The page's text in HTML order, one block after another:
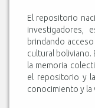
El repositorio
investigadores,
brindando
cultural
la memoria
el repositorio y
conocimiento y la